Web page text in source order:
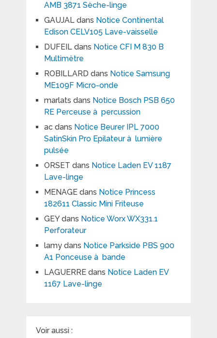
AMB 3871 Sèche-linge
GAUJALdans Notice Continental
Edison CELV105 Lave-vaisselle
DUFEILdans Notice CFI M 830 B
Multimètre
ROBILLARD dans Notice Samsung
ME109F Micro-onde
marlats dans Notice Bosch PSB 650
RE Perceuse à percussion
acdans Notice Beurer IPL 7000
SatinSkin Pro Epilateur à lumière
pulsée
ORSET dans Notice Laden EV 1187
Lave-linge
MENAGEdans Notice Princess
182611 Classic Mini Friteuse
GEYdans Notice Worx WX331.1
Perforateur
lamydans Notice Parkside PBS 900
A1 Ponceuse à bande
LAGUERREdans Notice Laden EV
1167 Lave-linge
Voir aussi :